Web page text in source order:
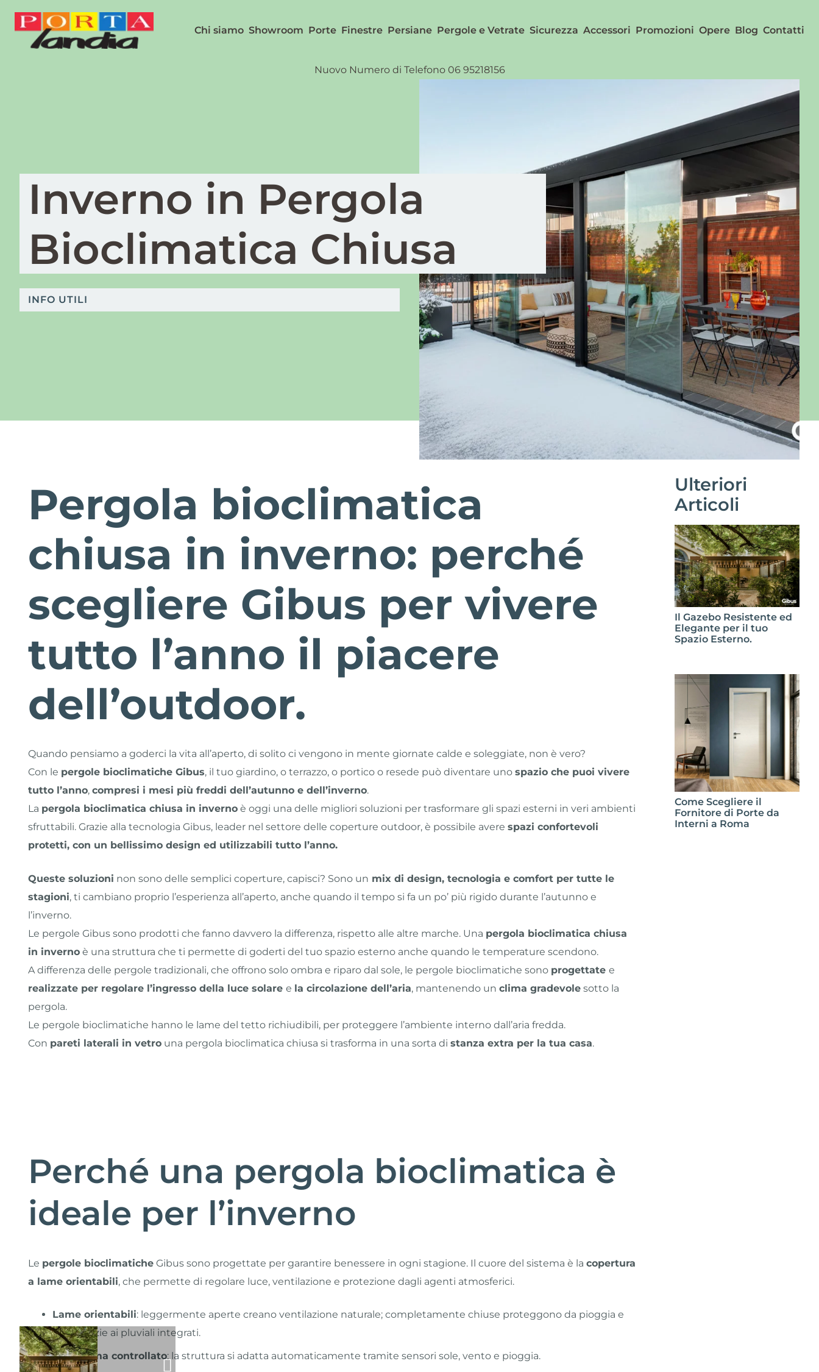
Chi siamo Showroom Porte Finestre Persiane Pergole e Vetrate Sicurezza Accessori Promozioni Opere Blog Contatti
Nuovo Numero di Telefono 06 95218156
Inverno in Pergola
Bioclimatica Chiusa
INFO UTILI
Pergola bioclimatica
chiusa in inverno: perché
scegliere Gibus per vivere
tutto l’anno il piacere
dell’outdoor.
Quando pensiamo a goderci la vita all’aperto, di solito ci vengono in mente giornate calde e soleggiate, non è vero?
Con le pergole bioclimatiche Gibus, il tuo giardino, o terrazzo, o portico o resede può diventare unospazio che puoi vivere
tutto l’anno,compresi i mesi più freddi dell’autunno e dell’inverno.
La pergola bioclimatica chiusa in inverno è oggi una delle migliori soluzioni per trasformare gli spazi esterni in veri ambienti
sfruttabili. Grazie alla tecnologia Gibus, leader nel settore delle coperture outdoor, è possibile averespazi confortevoli
protetti, con un bellissimo design ed utilizzabili tutto l’anno.
Queste soluzioni non sono delle semplici coperture, capisci? Sono un mix di design, tecnologia e comfort per tutte le
stagioni, ti cambiano proprio l’esperienza all’aperto, anche quando il tempo si fa un po’ più rigido durante l’autunno e
l’inverno.
Le pergole Gibus sono prodotti che fanno davvero la differenza, rispetto alle altre marche. Una pergola bioclimatica chiusa
in inverno è una struttura che ti permette di goderti del tuo spazio esterno anche quando le temperature scendono.
A differenza delle pergole tradizionali, che offrono solo ombra e riparo dal sole, le pergole bioclimatiche sono progettatee
realizzate per regolare l’ingresso della luce solaree la circolazione dell’aria, mantenendo unclima gradevole sotto la
pergola.
Le pergole bioclimatiche hanno le lame del tetto richiudibili, per proteggere l’ambiente interno dall’aria fredda.
Con pareti laterali in vetro una pergola bioclimatica chiusa si trasforma in una sorta distanza extra per la tua casa.
Perché una pergola bioclimatica è
ideale per l’inverno
Le pergole bioclimatiche Gibus sono progettate per garantire benessere in ogni stagione. Il cuore del sistema è lacopertura
a lame orientabili, che permette di regolare luce, ventilazione e protezione dagli agenti atmosferici.
Lame orientabili: leggermente aperte creano ventilazione naturale; completamente chiuse proteggono da pioggia e
neve grazie ai pluviali integrati.
Microclima controllato: la struttura si adatta automaticamente tramite sensori sole, vento e pioggia.
Ulteriori
Articoli
Il Gazebo Resistente ed
Elegante per il tuo
Spazio Esterno.
Come Scegliere il
Fornitore di Porte da
Interni a Roma